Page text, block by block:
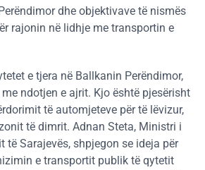
dhe objektivave të nismës
rajonin në lidhje me transportin e
e tjera në Ballkanin Perëndimor,
ndotjen e ajrit. Kjo është pjesërisht
të automjeteve për të lëvizur,
të dimrit. Adnan Steta, Ministri i
të Sarajevës, shpjegon se ideja për
e transportit publik të qytetit